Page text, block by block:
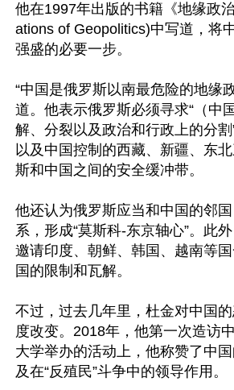
他在1997年出版的书籍《地缘政
ations of Geopolitics)中写道，将
强盛的必要一步。
“中国是俄罗斯以南最危险的地缘
道。他表示俄罗斯必须寻求“（中
解、分裂以及政治和行政上的分
以及中国控制的西藏、新疆、东
斯和中国之间的安全缓冲带。
他还认为俄罗斯应当和中国的邻
系，形成“莫斯科-东京轴心”。此
邀请印度、朝鲜、韩国、越南等
国的限制和瓦解。
不过，过去几年里，杜金对中国
度改变。2018年，他第一次造访
大学举办的活动上，他称赞了中
及在“反殖民”斗争中的领导作用。